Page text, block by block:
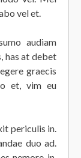
vel et.
audiam
has at debet
graecis
et, vim eu
periculis in.
duo ad.